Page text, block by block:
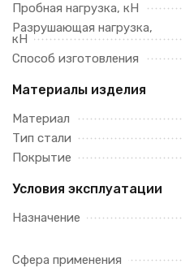
Пробная нагрузка, кН
Разрушающая нагрузка,
кН
Способ изготовления
Материалы изделия
Материал
Тип стали
Покрытие
Условия эксплуатации
Назначение
Сфера применения